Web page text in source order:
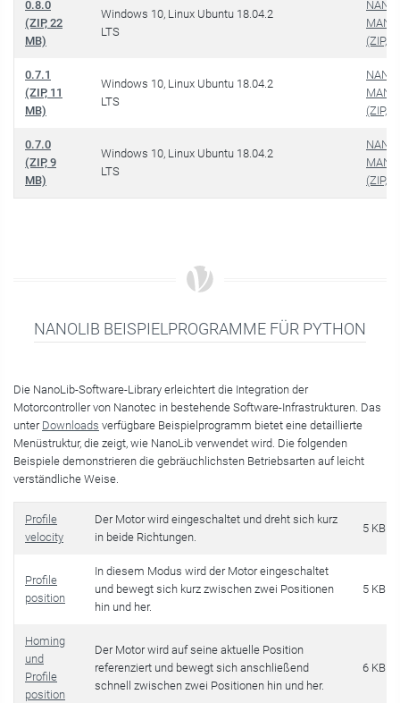
0.8.0
(ZIP, 22
MB)
Windows 10, Linux Ubuntu 18.04.2
LTS
(ZIP, 1
0.7.1
(ZIP, 11
MB)
Windows 10, Linux Ubuntu 18.04.2
LTS
(ZIP, 1
0.7.0
(ZIP, 9
MB)
Windows 10, Linux Ubuntu 18.04.2
LTS
(ZIP, 2
NANOLIB BEISPIELPROGRAMME FÜR PYTHON
Die NanoLib-Software-Library erleichtert die Integration der
Motorcontroller von Nanotec in bestehende Software-Infrastrukturen. Das
unter Downloads verfügbare Beispielprogramm bietet eine detaillierte
Menüstruktur, die zeigt, wie NanoLib verwendet wird. Die folgenden
Beispiele demonstrieren die gebräuchlichsten Betriebsarten auf leicht
verständliche Weise.
Profile
velocity
Der Motor wird eingeschaltet und dreht sich kurz
in beide Richtungen.
5 KB
Profile
position
In diesem Modus wird der Motor eingeschaltet
und bewegt sich kurz zwischen zwei Positionen
hin und her.
5 KB
Homing
und
Profile
position
Der Motor wird auf seine aktuelle Position
referenziert und bewegt sich anschließend
schnell zwischen zwei Positionen hin und her.
6 KB